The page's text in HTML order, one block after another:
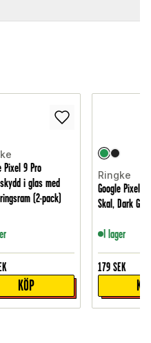
Pixel 9 Pro
i glas med
(2-pack)
KÖP
Ringke
Google Pixel 9
Skal, Dark
I lager
179 SEK